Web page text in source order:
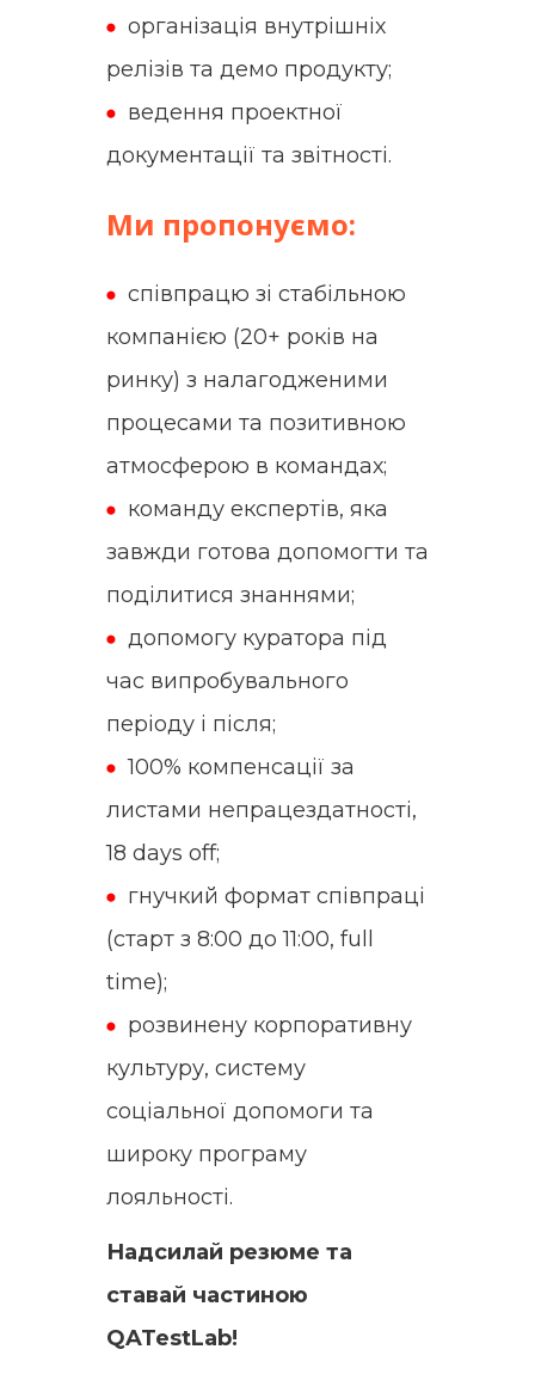
організація внутрішніх
релізів та демо продукту;
ведення проектної
документації та звітності.
Ми пропонуємо:
співпрацю зі стабільною
компанією (20+ років на
ринку) з налагодженими
процесами та позитивною
атмосферою в командах;
команду експертів, яка
завжди готова допомогти та
поділитися знаннями;
допомогу куратора під
час випробувального
періоду і після;
100% компенсації за
листами непрацездатності,
18 days off;
гнучкий формат співпраці
(старт з 8:00 до 11:00, full
time);
розвинену корпоративну
культуру, систему
соціальної допомоги та
широку програму
лояльності.
Надсилай резюме та
ставай частиною
QATestLab!